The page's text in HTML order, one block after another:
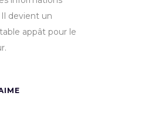
Il devient un
appât pour le